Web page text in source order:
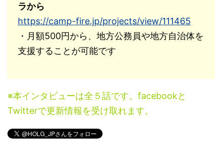
ラから
https://camp-fire.jp/projects/view/111465
・月額500円から、地方公務員や地方自治体を
支援することが可能です
※本インタビューは全５話です。facebookと
Twitterで更新情報を受け取れます。